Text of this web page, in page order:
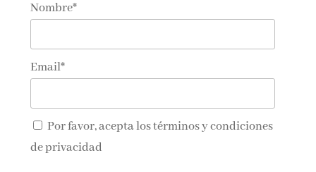
Nombre*
Email*
Por favor, acepta lostérminos y condiciones
de privacidad